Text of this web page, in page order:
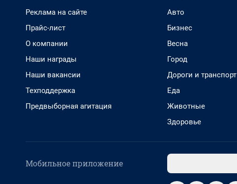
Реклама на сайте
Прайс-лист
О компании
Наши награды
Наши вакансии
Техподдержка
Предвыборная агитация
Авто
Бизнес
Весна
Город
Дороги и транспорт
Еда
Животные
Здоровье
Мобильное приложение